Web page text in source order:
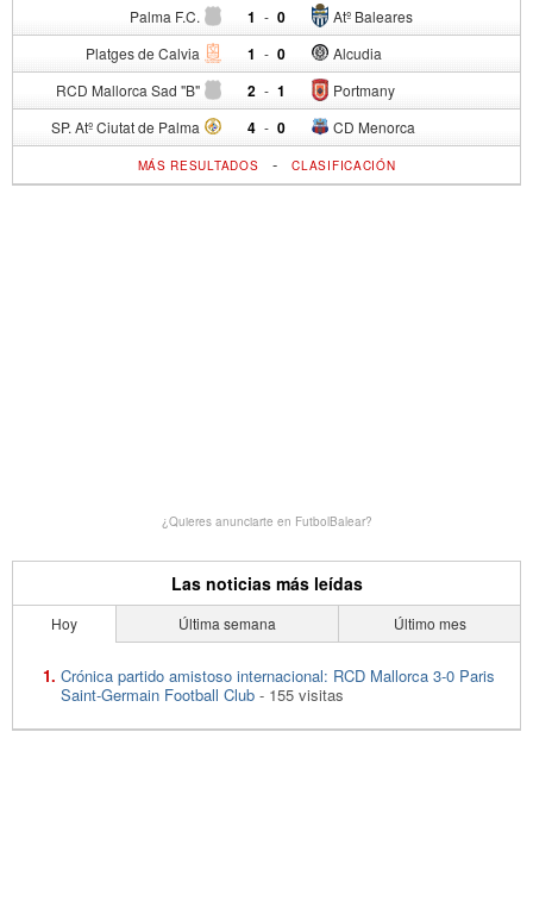
Palma F.C. 1 - Atº Baleares
0
Platges de Calvia 1 - Alcudia
0
RCD Mallorca Sad "B" 2 - Portmany
1
SP. Atº Ciutat de Palma 4 - CD Menorca
0
MÁS RESULTADOS -CLASIFICACIÓN
¿Quieres anunciarte en FutbolBalear?
Las noticias más leídas
Hoy Última semana Último mes
Crónica partido amistoso internacional: RCD Mallorca 3-0 Paris
Saint-Germain Football Club - 155 visitas